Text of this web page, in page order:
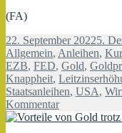
(FA)
Veröffentlicht
am
22. September 20225.
Allgemein, Anleihen,
EZB, FED, Gold,
Knappheit,
Staatsanleihen, USA,
Kommentarzu
Goldpreis